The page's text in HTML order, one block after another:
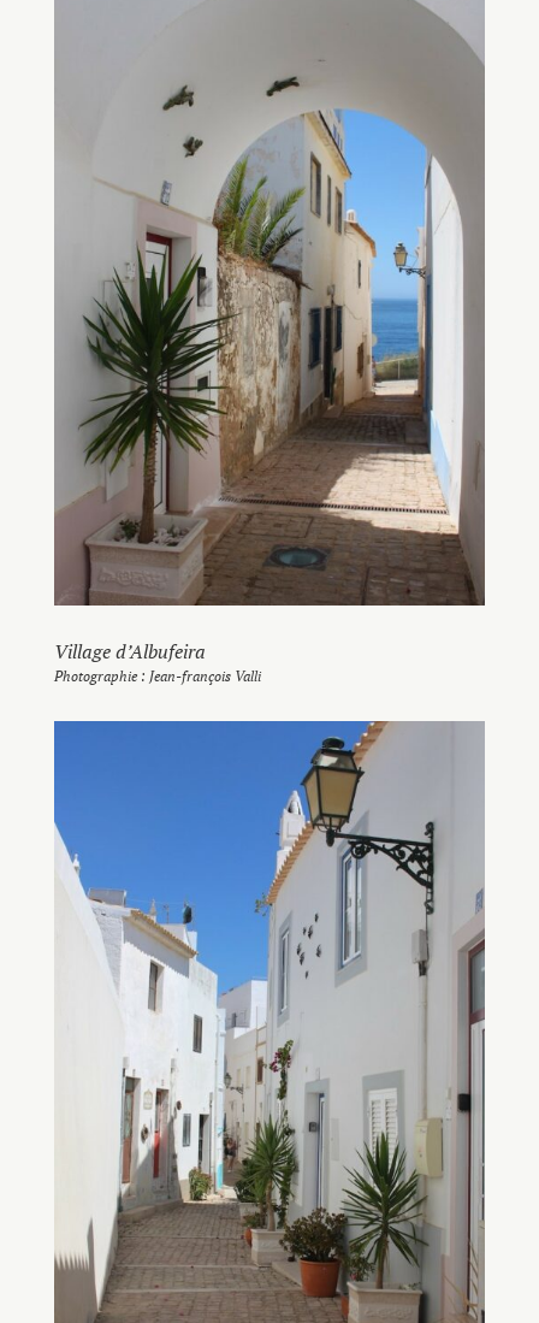
Village d’Albufeira
Photographie : Jean-françois Valli